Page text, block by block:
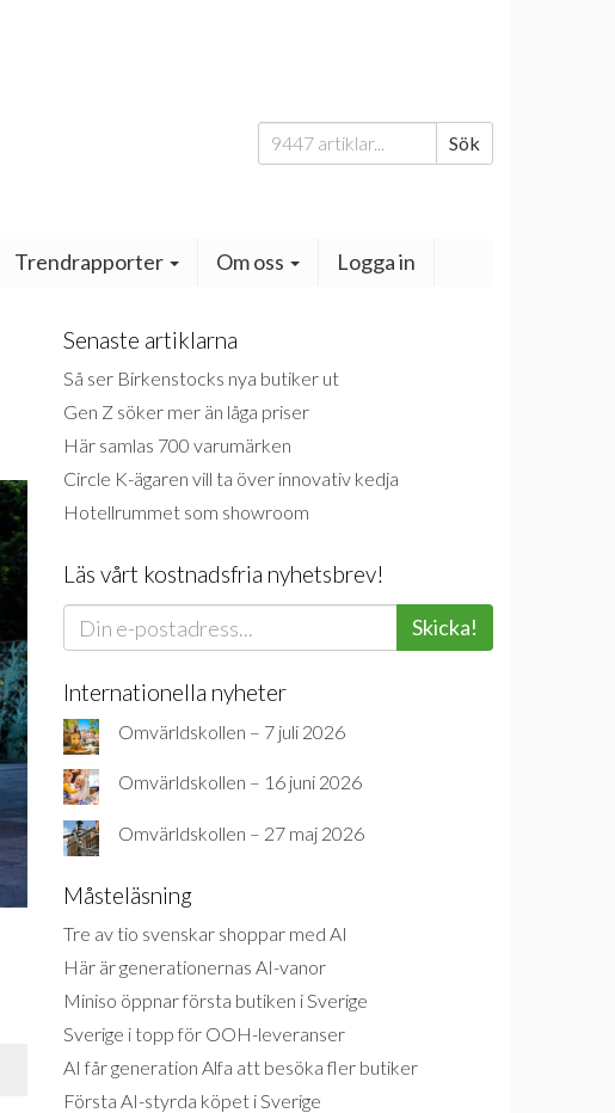
Sök
efter:
Sök
Trendrapporter Om oss Logga in
Senaste artiklarna
Så ser Birkenstocks nya butiker ut
Gen Z söker mer än låga priser
Här samlas 700 varumärken
Circle K-ägaren vill ta över innovativ kedja
Hotellrummet som showroom
Läs vårt kostnadsfria nyhetsbrev!
Skicka!
Internationella nyheter
Omvärldskollen – 7 juli 2026
Omvärldskollen – 16 juni 2026
Omvärldskollen – 27 maj 2026
Måsteläsning
Tre av tio svenskar shoppar med AI
Här är generationernas AI-vanor
Miniso öppnar första butiken i Sverige
Sverige i topp för OOH-leveranser
AI får generation Alfa att besöka fler butiker
Första AI-styrda köpet i Sverige